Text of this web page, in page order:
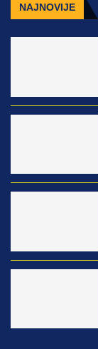
NAJNOVIJE